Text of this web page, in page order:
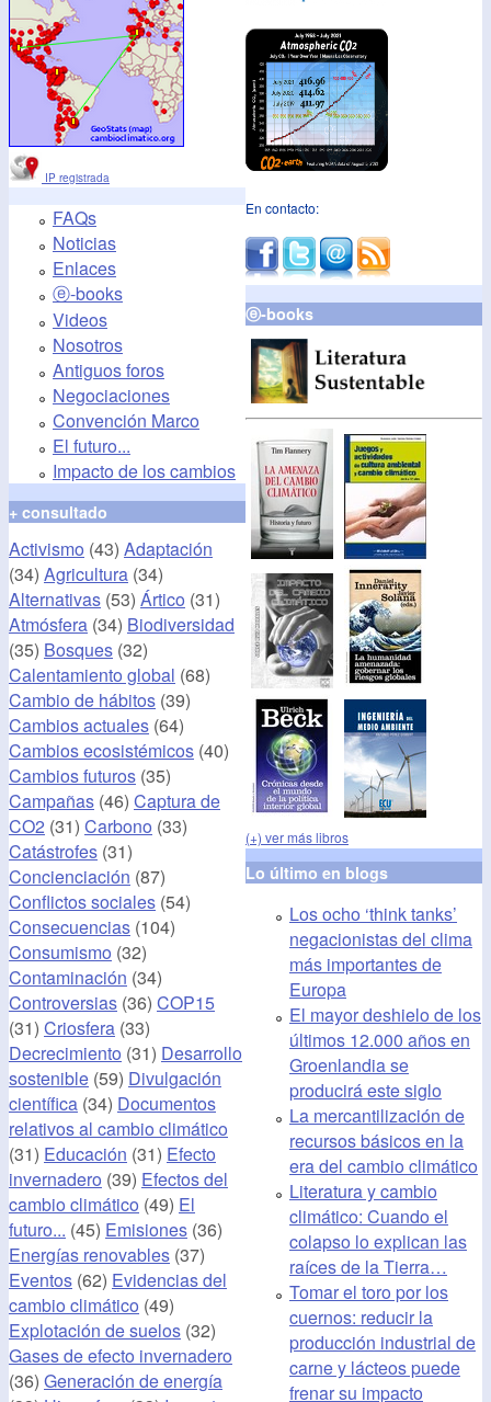
IP registrada
FAQs
Noticias
Enlaces
ⓔ-books
Videos
Nosotros
Antiguos foros
Negociaciones
Convención Marco
El futuro...
Impacto de los cambios
+ consultado
Activismo (43) Adaptación
(34) Agricultura (34)
Alternativas (53) Ártico (31)
Atmósfera (34) Biodiversidad
(35) Bosques (32)
Calentamiento global (68)
Cambio de hábitos (39)
Cambios actuales (64)
Cambios ecosistémicos (40)
Cambios futuros (35)
Campañas (46) Captura de
CO2 (31) Carbono (33)
Catástrofes (31)
Concienciación (87)
Conflictos sociales (54)
Consecuencias (104)
Consumismo (32)
Contaminación (34)
Controversias (36) COP15
(31) Criosfera (33)
Decrecimiento (31) Desarrollo
sostenible (59) Divulgación
científica (34) Documentos
relativos al cambio climático
(31) Educación (31) Efecto
invernadero (39) Efectos del
cambio climático (49) El
futuro... (45) Emisiones (36)
Energías renovables (37)
Eventos (62) Evidencias del
cambio climático (49)
Explotación de suelos (32)
Gases de efecto invernadero
(36) Generación de energía
En contacto:
ⓔ-books
(+) ver más libros
Lo último en blogs
Los ocho ‘think tanks’
negacionistas del clima
más importantes de
Europa
El mayor deshielo de los
últimos 12.000 años en
Groenlandia se
producirá este siglo
La mercantilización de
recursos básicos en la
era del cambio climático
Literatura y cambio
climático: Cuando el
colapso lo explican las
raíces de la Tierra…
Tomar el toro por los
cuernos: reducir la
producción industrial de
carne y lácteos puede
frenar su impacto